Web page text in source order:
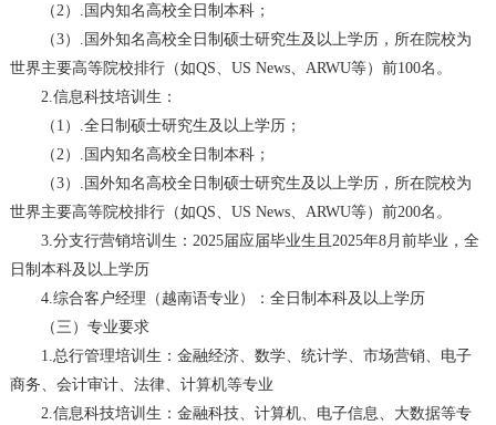
（2）.国内知名高校全日制本科；
（3）.国外知名高校全日制硕士研究生及以上学历，所在院校为
世界主要高等院校排行（如QS、US News、ARWU等）前100名。
2.信息科技培训生：
（1）.全日制硕士研究生及以上学历；
（2）.国内知名高校全日制本科；
（3）.国外知名高校全日制硕士研究生及以上学历，所在院校为
世界主要高等院校排行（如QS、US News、ARWU等）前200名。
3.分支行营销培训生：2025届应届毕业生且2025年8月前毕业，全
日制本科及以上学历
4.综合客户经理（越南语专业）：全日制本科及以上学历
（三）专业要求
1.总行管理培训生：金融经济、数学、统计学、市场营销、电子
商务、会计审计、法律、计算机等专业
2.信息科技培训生：金融科技、计算机、电子信息、大数据等专